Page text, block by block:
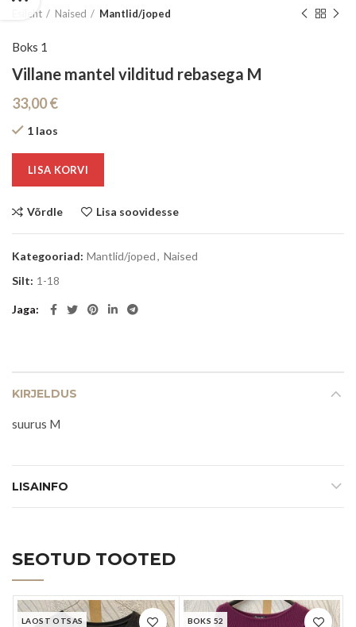
Esileht Naised Mantlid/joped
Boks 1
Villane mantel vilditud rebasega M
33,00€
1 laos
LISA KORVI
Võrdle Lisa soovidesse
Kategooriad: Mantlid/joped, Naised
Silt: 1-18
Jaga
KIRJELDUS
suurus M
LISAINFO
SEOTUD TOOTED
LAOST OTSAS BOKS 52